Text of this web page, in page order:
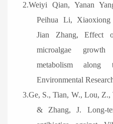
2.Weiyi Qian, Yanan
Peihua Li,
Jian Zhang, Effect
microalgae
metabolism
Environmental
3.Ge, S., Tian, W., Lou,
& Zhang, J. Long-